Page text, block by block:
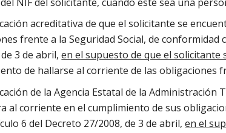
acreditativa de que el solicitante se
frente a la Seguridad Social, de
3 de abril,en el supuesto de que el solicitante
de hallarse al corriente de las obligaciones
de la Agencia Estatal de la
al corriente en el cumplimiento de sus
6 del Decreto 27/2008, de 3 de abril,en el